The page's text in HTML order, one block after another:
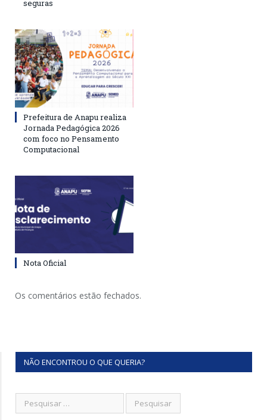
seguras
Prefeitura de Anapu realiza
Jornada Pedagógica 2026
com foco no Pensamento
Computacional
Nota Oficial
Os comentários estão fechados.
NÃO ENCONTROU O QUE QUERIA?